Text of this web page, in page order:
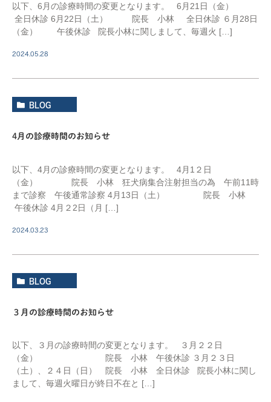
以下、6月の診療時間の変更となります。 6月21日（金）
全日休診 6月22日（土） 院長 小林 全日休診 ６月28日
（金） 午後休診 院長小林に関しまして、毎週火 […]
2024.05.28
BLOG
4月の診療時間のお知らせ
以下、4月の診療時間の変更となります。 4月1２日
（金） 院長 小林 狂犬病集合注射担当の為 午前11時
まで診察 午後通常診察 4月13日（土） 院長 小林
午後休診 4月２2日（月 […]
2024.03.23
BLOG
３月の診療時間のお知らせ
以下、３月の診療時間の変更となります。 ３月２２日
（金） 院長 小林 午後休診 ３月２３日
（土）、２４日（日） 院長 小林 全日休診 院長小林に関し
まして、毎週火曜日が終日不在と […]